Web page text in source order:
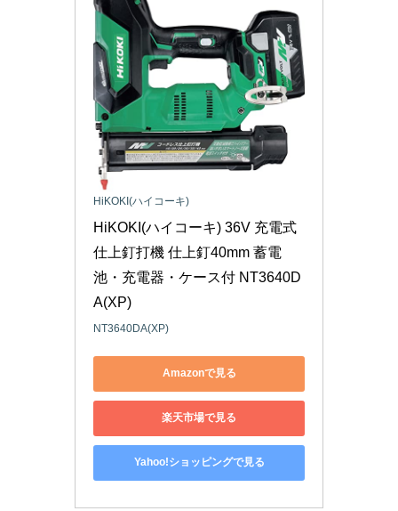
HiKOKI(ハイコーキ)
HiKOKI(ハイコーキ) 36V 充電式
仕上釘打機 仕上釘40mm 蓄電
池・充電器・ケース付 NT3640D
A(XP)
NT3640DA(XP)
Amazonで見る
楽天市場で見る
Yahoo!ショッピングで見る